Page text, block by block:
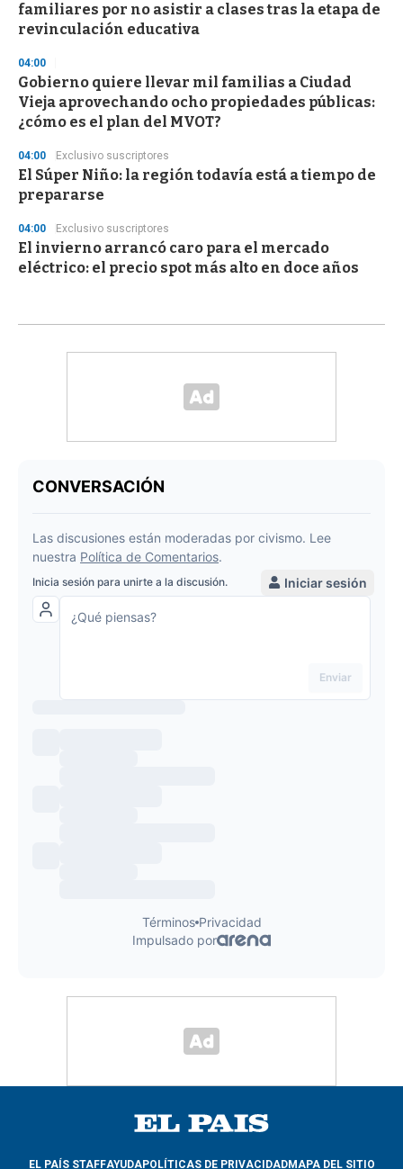
familiares por no asistir a clases tras la etapa de
revinculación educativa
04:00
Gobierno quiere llevar mil familias a Ciudad
Vieja aprovechando ocho propiedades públicas:
¿cómo es el plan del MVOT?
04:00 Exclusivo suscriptores
El Súper Niño: la región todavía está a tiempo de
prepararse
04:00 Exclusivo suscriptores
El invierno arrancó caro para el mercado
eléctrico: el precio spot más alto en doce años
EL PAÍS STAFFAYUDAPOLÍTICAS DE PRIVACIDADMAPA DEL SITIO